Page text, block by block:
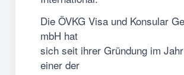
Die ÖVKG Visa und Konsular
mbH hat
sich seit ihrer Gründung im
einer der